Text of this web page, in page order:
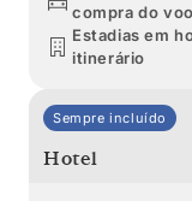
compra do voo
Estadias em
itinerário
Sempre incluído
Hotel